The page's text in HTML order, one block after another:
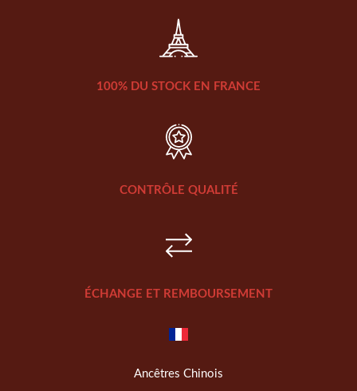
100% DU STOCK EN FRANCE
CONTRÔLE QUALITÉ
ÉCHANGE ET REMBOURSEMENT
Ancêtres Chinois